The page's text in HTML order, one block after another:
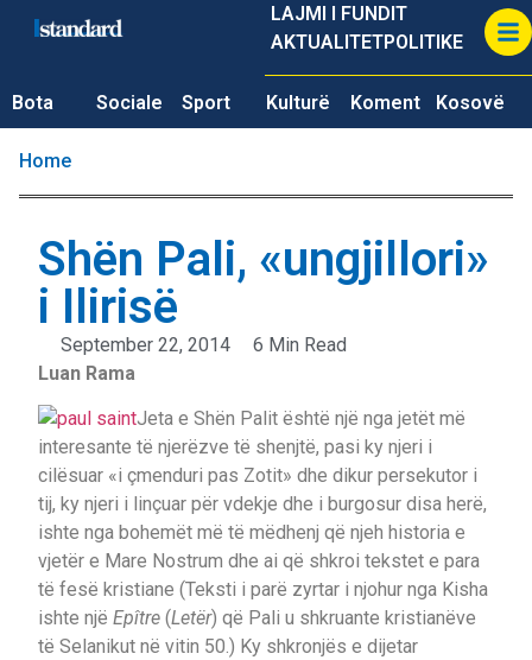
LAJMI I FUNDIT
AKTUALITETPOLITIKE
Bota Sociale Sport Kulturë Koment Kosovë
Home
Shën Pali, «ungjillori»
i Ilirisë
September 22, 2014
6 Min Read
Luan Rama
Jeta e Shën Palit është një nga jetët më
interesante të njerëzve të shenjtë, pasi ky njeri i
cilësuar «i çmenduri pas Zotit» dhe dikur persekutor i
tij, ky njeri i linçuar për vdekje dhe i burgosur disa herë,
ishte nga bohemët më të mëdhenj që njeh historia e
vjetër e Mare Nostrum dhe ai që shkroi tekstet e para
të fesë kristiane (Teksti i parë zyrtar i njohur nga Kisha
ishte një Epître (Letër) që Pali u shkruante kristianëve
të Selanikut në vitin 50.) Ky shkronjës e dijetar